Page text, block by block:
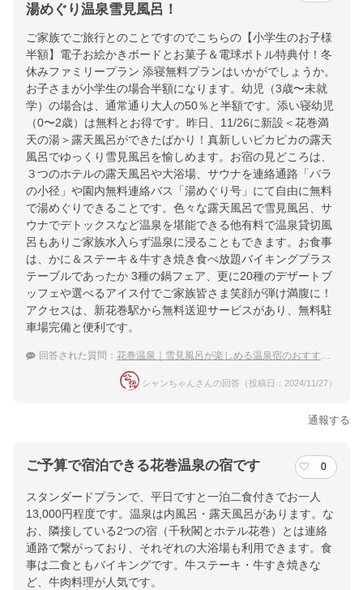
湯めぐり温泉雪見風呂！
ご家族でご旅行とのことですのでこちらの【小学生のお子様
半額】電子お絵かきボードとお菓子＆電球ボトル特典付！冬
休みファミリープラン 添寝無料プランはいかがでしょうか。
お子さまが小学生の場合半額になります。幼児（3歳〜未就
学）の場合は、通常通り大人の50％と半額です。添い寝幼児
（0〜2歳）は無料とお得です。昨日、11/26に新設＜花巻満
天の湯＞露天風呂ができたばかり！真新しいピカピカの露天
風呂でゆっくり雪見風呂を愉しめます。お宿の見どころは、
３つのホテルの露天風呂や大浴場、サウナを連絡通路「バラ
の小径」や園内無料連絡バス「湯めぐり号」にて自由に無料
で湯めぐりできることです。色々な露天風呂で雪見風呂、サ
ウナでデトックスなど温泉を堪能できる他有料で温泉貸切風
呂もありご家族水入らず温泉に浸ることもできます。お食事
は、かに＆ステーキ＆牛すき焼き食べ放題バイキングプラス
テーブルであったか 3種の鍋フェア、更に20種のデザートブ
ッフェや選べるアイス付でご家族皆さま笑顔が弾け満腹に！
アクセスは、新花巻駅から無料送迎サービスがあり、無料駐
車場完備と便利です。
回答された質問： 花巻温泉｜雪見風呂が楽しめる温泉宿のおすすめを教えて！
シャンちゃんさんの回答（投稿日：2024/11/27）
通報する
ご予算で宿泊できる花巻温泉の宿です 0
スタンダードプランで、平日ですと一泊二食付きでお一人
13,000円程度です。温泉は内風呂・露天風呂があります。な
お、隣接している2つの宿（千秋閣とホテル花巻）とは連絡
通路で繋がっており、それぞれの大浴場も利用できます。食
事は二食ともバイキングです。牛ステーキ・牛すき焼きな
ど、牛肉料理が人気です。